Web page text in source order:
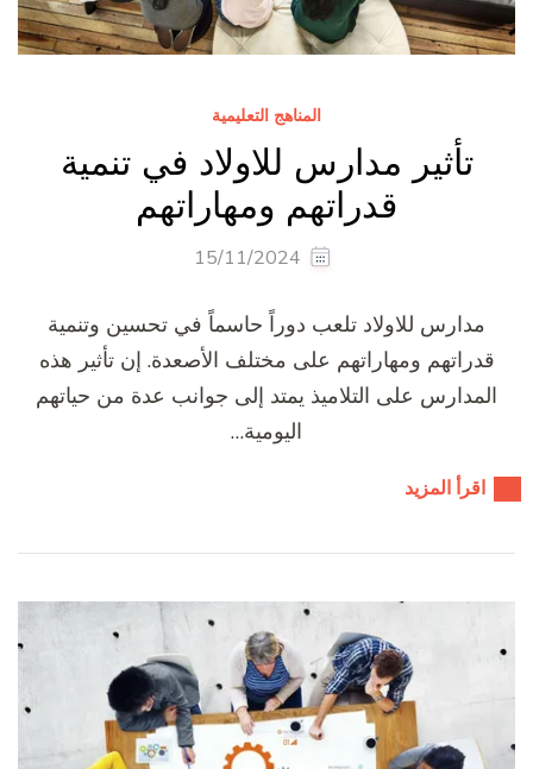
المناهج التعليمية
تأثير مدارس للاولاد في تنمية
قدراتهم ومهاراتهم
15/11/2024
مدارس للاولاد تلعب دوراً حاسماً في تحسين وتنمية
قدراتهم ومهاراتهم على مختلف الأصعدة. إن تأثير هذه
المدارس على التلاميذ يمتد إلى جوانب عدة من حياتهم
اليومية…
اقرأ المزيد